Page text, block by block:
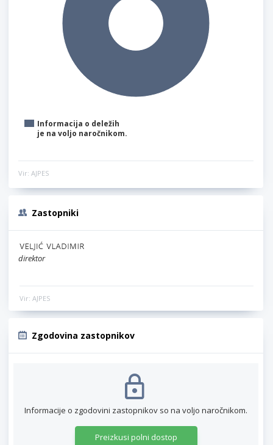
Informacija o deležih
je na voljo naročnikom.
Vir: AJPES
Zastopniki
direktor
Vir: AJPES
Zgodovina zastopnikov
Informacije o zgodovini zastopnikov so na voljo naročnikom.
Preizkusi polni dostop